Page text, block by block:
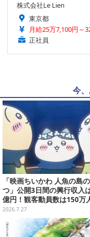
株式会社Le Lien
東京都
月給25万7,100円～
正社員
今
「映画ちいかわ 人魚の島
つ」公開3日間の興行収入
億円！観客動員数は150万
破
2026.7.27